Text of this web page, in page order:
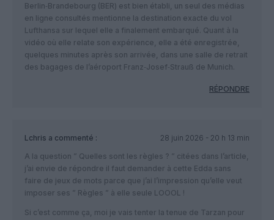
Berlin‑Brandebourg (BER) est bien établi, un seul des médias
en ligne consultés mentionne la destination exacte du vol
Lufthansa sur lequel elle a finalement embarqué. Quant à la
vidéo où elle relate son expérience, elle a été enregistrée,
quelques minutes après son arrivée, dans une salle de retrait
des bagages de l’aéroport Franz‑Josef‑Strauß de Munich.
RÉPONDRE
Lchris a commenté :
28 juin 2026 - 20 h 13 min
A la question ” Quelles sont les règles ? ” citées dans l’article,
j’ai envie de répondre il faut demander à cette Edda sans
faire de jeux de mots parce que j’ai l’impression qu’elle veut
imposer ses ” Règles ” à elle seule LOOOL !
Si c’est comme ça, moi je vais tenter la tenue de Tarzan pour